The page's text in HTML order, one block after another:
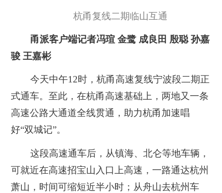
杭甬复线二期临山互通
甬派客户端记者冯瑄 金鹭 成良田 殷聪 孙嘉
骏 王嘉彬
今天中午12时，杭甬高速复线宁波段二期正
式通车。至此，在杭甬高速基础上，两地又一条
高速公路大通道全线贯通，助力杭甬加速唱
好“双城记”。
这段高速通车后，从镇海、北仑等地车辆，
可就近在高速招宝山入口上高速，一路通达杭州
萧山，时间可缩短近半小时；从舟山去杭州车